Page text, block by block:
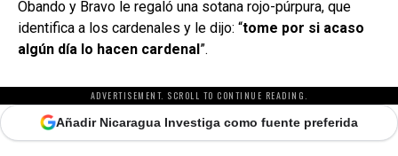
Obando y Bravo le regaló una sotana rojo-púrpura, que
identifica a los cardenales y le dijo: “tome por si acaso
algún día lo hacen cardenal”.
ADVERTISEMENT. SCROLL TO CONTINUE READING.
Añadir Nicaragua Investiga como fuente preferida